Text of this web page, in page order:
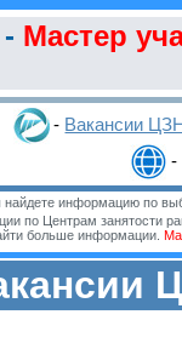
Мастер
- Вакансии
-
информацию по
по Центрам занятости
больше информации.